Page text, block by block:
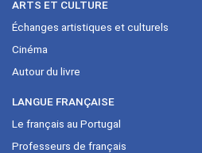
ARTS ET CULTURE
Échanges artistiques et culturels
Cinéma
Autour du livre
LANGUE FRANÇAISE
Le français au Portugal
Professeurs de français